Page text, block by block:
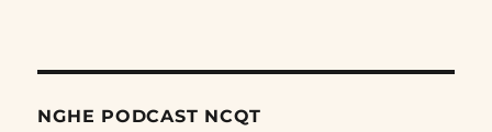
NGHE PODCAST NCQT